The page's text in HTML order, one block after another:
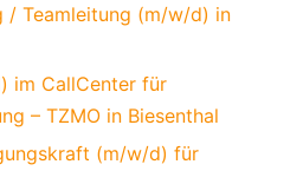
/ Teamleitung (m/w/d) in
im CallCenter für
– TZMO in Biesenthal
(m/w/d) für